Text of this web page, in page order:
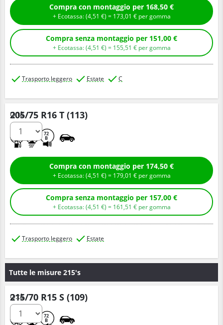
Compra con montaggio per 168,50 €
+ Ecotassa: (4,51 € ) = 173,01 € per gomma
Compra senza montaggio per 151,00 €
+ Ecotassa: (4,51 € ) = 155,51 € per gomma
Trasporto leggero Estate C
205/75 R16 T (113)
72
B
Q.tà
Compra con montaggio per 174,50 €
+ Ecotassa: (4,51 € ) = 179,01 € per gomma
Compra senza montaggio per 157,00 €
+ Ecotassa: (4,51 € ) = 161,51 € per gomma
Trasporto leggero Estate
Tutte le misure 215's
215/70 R15 S (109)
72
B
Q.tà